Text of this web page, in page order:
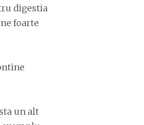
digestia
foarte
un alt